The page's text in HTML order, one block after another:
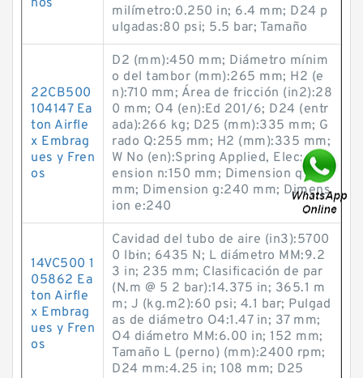
nos
milímetro:0.250 in; 6.4 mm; D24 p
ulgadas:80 psi; 5.5 bar; Tamaño
22CB500
104147 Ea
ton Airfle
x Embrag
ues y Fren
os
D2 (mm):450 mm; Diámetro mínim
o del tambor (mm):265 mm; H2 (e
n):710 mm; Área de fricción (in2):28
0 mm; O4 (en):Ed 201/6; D24 (entr
ada):266 kg; D25 (mm):335 mm; G
rado Q:255 mm; H2 (mm):335 mm;
W No (en):Spring Applied, Elec; Dim
ension n:150 mm; Dimension q:175
mm; Dimension g:240 mm; Dimens
ion e:240
14VC500 1
05862 Ea
ton Airfle
x Embrag
ues y Fren
os
Cavidad del tubo de aire (in3):5700
0 lb·in; 6435 N; L diámetro MM:9.2
3 in; 235 mm; Clasificación de par
(N.m @ 5 2 bar):14.375 in; 365.1 m
m; J (kg.m2):60 psi; 4.1 bar; Pulgad
as de diámetro O4:1.47 in; 37 mm;
O4 diámetro MM:6.00 in; 152 mm;
Tamaño L (perno) (mm):2400 rpm;
D24 mm:4.25 in; 108 mm; D25